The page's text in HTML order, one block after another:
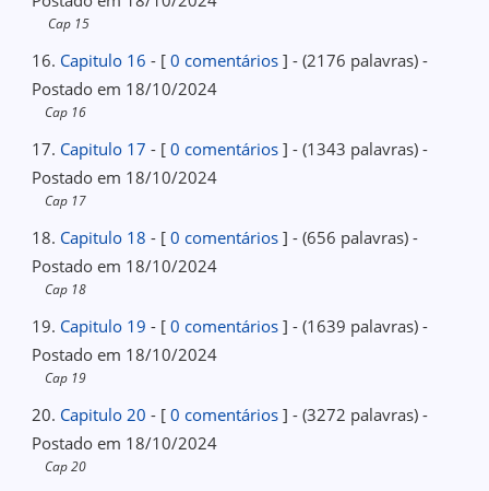
Cap 15
16. Capitulo 16 - [0 comentários ] - (2176 palavras) -
Postado em 18/10/2024
Cap 16
17. Capitulo 17 - [0 comentários ] - (1343 palavras) -
Postado em 18/10/2024
Cap 17
18. Capitulo 18 - [0 comentários ] - (656 palavras) -
Postado em 18/10/2024
Cap 18
19. Capitulo 19 - [0 comentários ] - (1639 palavras) -
Postado em 18/10/2024
Cap 19
20. Capitulo 20 - [0 comentários ] - (3272 palavras) -
Postado em 18/10/2024
Cap 20